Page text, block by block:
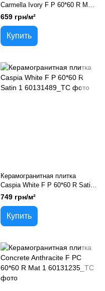
Carmella Ivory F P 60*60 R Mat
1
659 грн/м²
Купить
Керамогранитная плитка
Caspia White F P 60*60 R Satin
1
749 грн/м²
Купить